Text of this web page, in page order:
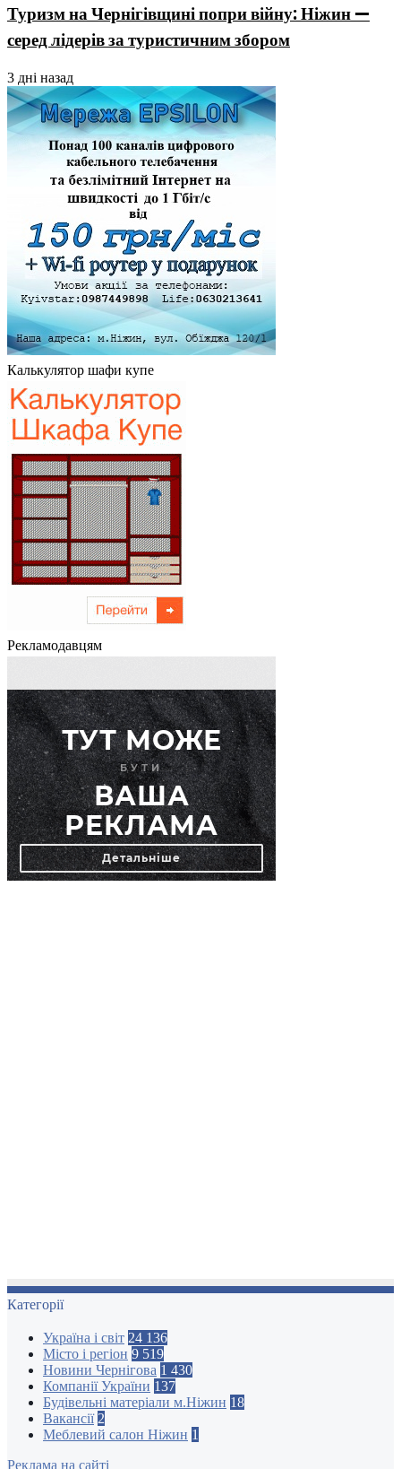
Туризм на Чернігівщині попри війну: Ніжин —
серед лідерів за туристичним збором
3 дні назад
Калькулятор шафи купе
Рекламодавцям
Категорії
Україна і світ 24 136
Місто і регіон 9 519
Новини Чернігова 1 430
Компанії України 137
Будівельні матеріали м.Ніжин 18
Вакансії 2
Меблевий салон Ніжин 1
Реклама на сайті